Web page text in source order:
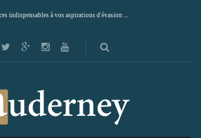
indispensables à vos aspirations d'évasion ...